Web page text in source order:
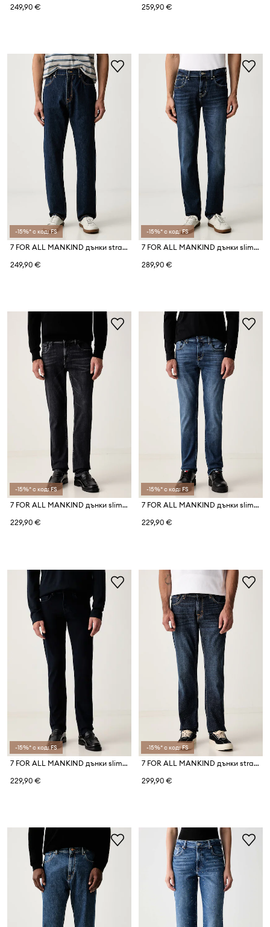
249,90 €
259,90 €
-15%* с код: FS
7 FOR ALL MANKIND дънки straight мъжки
249,90 €
-15%* с код: FS
7 FOR ALL MANKIND дънки slim fit мъжки
289,90 €
-15%* с код: FS
7 FOR ALL MANKIND дънки slim fit мъжки
229,90 €
-15%* с код: FS
7 FOR ALL MANKIND дънки slim fit мъжки
229,90 €
-15%* с код: FS
7 FOR ALL MANKIND дънки slim fit мъжки
229,90 €
-15%* с код: FS
7 FOR ALL MANKIND дънки straight мъжки
299,90 €